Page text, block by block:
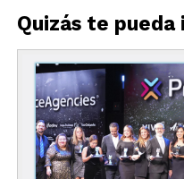
hoteles operaban con
mundo entero
pequeño equipo dentro
silencio en un proyecto
lógica. Era 2020. La
industria turística
de aquel escenario
perfila como una de
Quizás te pueda